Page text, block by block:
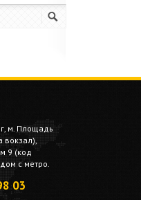
м. Площадь
вокзал),
9 (код
с метро.
03